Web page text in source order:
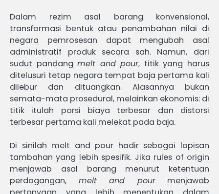
Dalam rezim asal barang konvensional,
transformasi bentuk atau penambahan nilai di
negara pemrosesan dapat mengubah asal
administratif produk secara sah. Namun, dari
sudut pandangmelt and pour, titik yang harus
ditelusuri tetap negara tempat baja pertama kali
dilebur dan dituangkan. Alasannya bukan
semata-mata prosedural, melainkan ekonomis: di
titik itulah porsi biaya terbesar dan distorsi
terbesar pertama kali melekat pada baja.
Di sinilah melt and pour hadir sebagai lapisan
tambahan yang lebih spesifik. Jika rules of origin
menjawab asal barang menurut ketentuan
perdagangan, melt and pourmenjawab